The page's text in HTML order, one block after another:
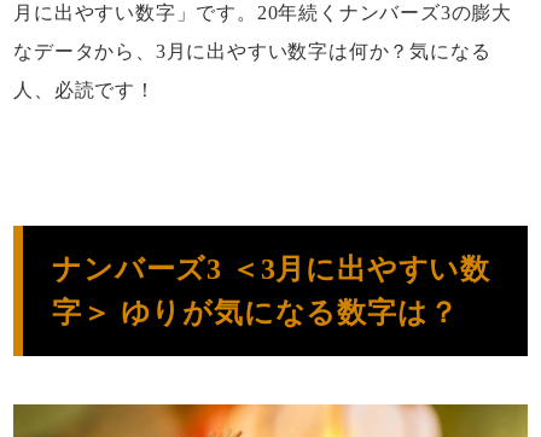
プライバシーポリシー
運営者情報
月に出やすい数字」です。20年続くナンバーズ3の膨大
なデータから、3月に出やすい数字は何か？気になる
人、必読です！
ナンバーズ3 ＜3月に出やすい数
字＞ ゆりが気になる数字は？